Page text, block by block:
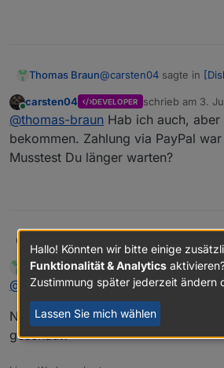
Thomas Braun@carsten04 sagte in
Wie bekommt man
Zahlungseingang?
Per Email. Hab meins
Online
carsten04 DEVELOPER schrieb am 3.
zuletzt editiert
@thomas-braun Hab ich auch, aber
bekommen. Zahlung via PayPal
Musstest Du länger warten?
bekommen. Zahlung via
erfolgreich. Musstest Du
Online
Thomas Braun MOST ACTIVE schrieb am
zuletzt
@
carsten04
Nee, kam umgehend. Mal in den
geschaut?
Hallo! Könnten wir bitte einige
Funktionalität & Analytics
Zustimmung später jederzeit ändern
Lassen Sie mich wählen